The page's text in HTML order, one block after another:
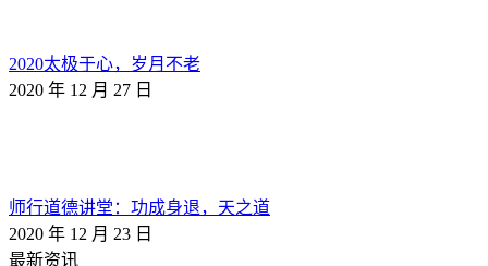
2020太极于心，岁月不老
2020 年 12 月 27 日
师行道德讲堂：功成身退，天之道
2020 年 12 月 23 日
最新资讯